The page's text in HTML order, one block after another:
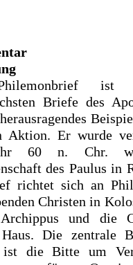
ist
Briefe des
Aktion. Er wurde
60 n. Chr.
des Paulus in
richtet sich an
Christen in
und die
Die zentrale
ist die Bitte um